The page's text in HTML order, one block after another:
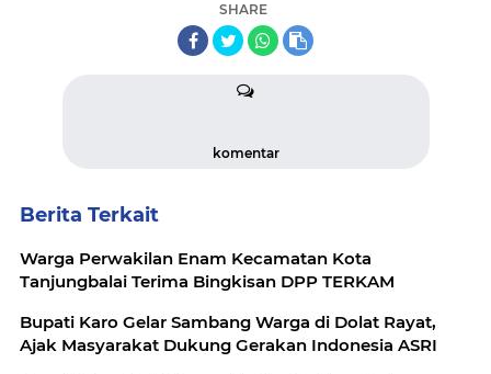
SHARE
komentar
Berita Terkait
Warga Perwakilan Enam Kecamatan Kota
Tanjungbalai Terima Bingkisan DPP TERKAM
Bupati Karo Gelar Sambang Warga di Dolat Rayat,
Ajak Masyarakat Dukung Gerakan Indonesia ASRI